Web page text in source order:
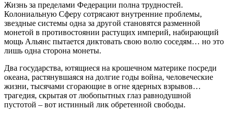
Жизнь за пределами Федерации полна трудностей.
Колониальную Сферу сотрясают внутренние проблемы,
звездные системы одна за другой становятся разменной
монетой в противостоянии растущих империй, набирающий
мощь Альянс пытается диктовать свою волю соседям… но это
лишь одна сторона монеты.
Два государства, ютящиеся на крошечном материке посреди
океана, растянувшаяся на долгие годы война, человеческие
жизни, тысячами сгорающие в огне ядерных взрывов…
трагедия, скрытая от любопытных глаз равнодушной
пустотой – вот истинный лик обретенной свободы.